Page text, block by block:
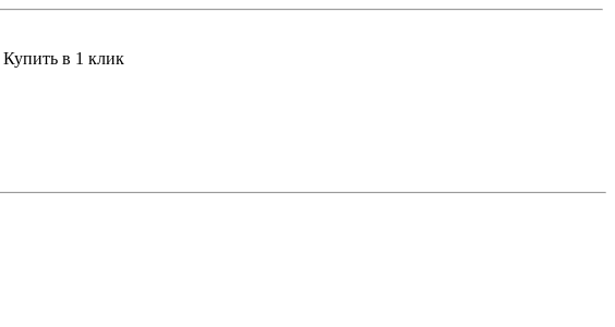
Купить в 1 клик